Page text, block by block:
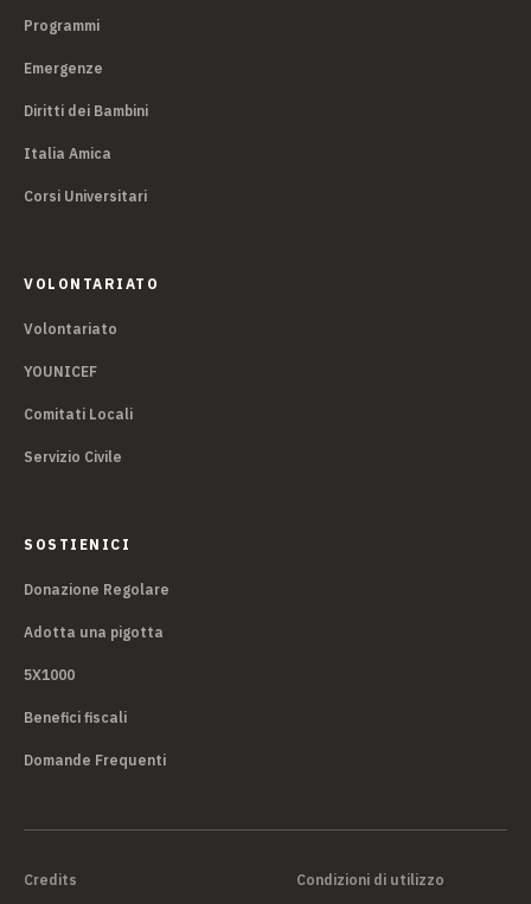
Programmi
Emergenze
Diritti dei Bambini
Italia Amica
Corsi Universitari
VOLONTARIATO
Volontariato
YOUNICEF
Comitati Locali
Servizio Civile
SOSTIENICI
Donazione Regolare
Adotta una pigotta
5X1000
Benefici fiscali
Domande Frequenti
Credits Condizioni di utilizzo